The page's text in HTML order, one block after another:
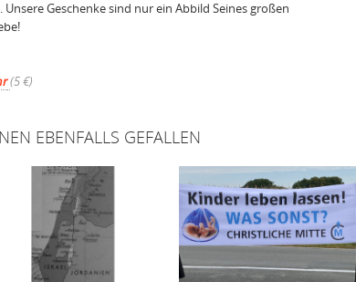
Geschenke sind nur ein Abbild Seines großen
(5 €)
EBENFALLS GEFALLEN